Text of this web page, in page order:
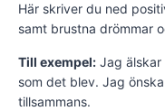
Här skriver du ned
samt brustna drömmar
Till exempel: Jag
som det blev. Jag
tillsammans.